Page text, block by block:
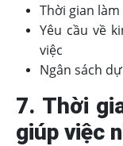
Thời gian làm
Yêu cầu về
việc
Ngân sách
7. Thời
giúp việc